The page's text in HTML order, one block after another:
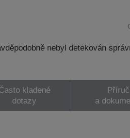
nebyl detekován
kladené
dotazy
a